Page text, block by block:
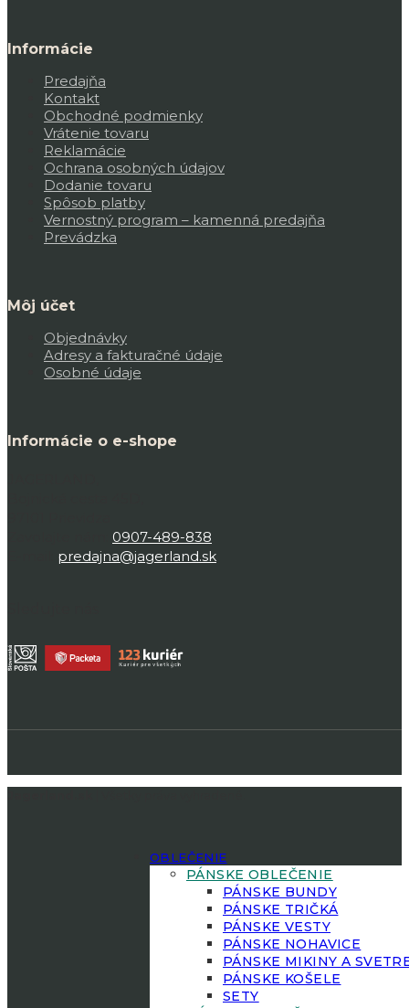
Informácie
Predajňa
Kontakt
Obchodné podmienky
Vrátenie tovaru
Reklamácie
Ochrana osobných údajov
Dodanie tovaru
Spôsob platby
Vernostný program – kamenná predajňa
Prevádzka
Môj účet
Objednávky
Adresy a fakturačné údaje
Osobné údaje
Informácie o e-shope
0907-489-838
predajna@jagerland.sk
OBLEČENIE
PÁNSKE OBLEČENIE
PÁNSKE BUNDY
PÁNSKE TRIČKÁ
PÁNSKE VESTY
PÁNSKE NOHAVICE
PÁNSKE MIKINY A
PÁNSKE KOŠELE
SETY